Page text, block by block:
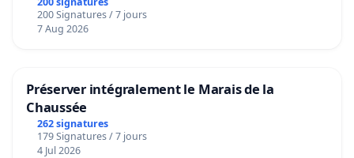
200 Signatures / 7 jours
7 Aug 2026
Préserver intégralement le Marais de la
Chaussée
262 signatures
179 Signatures / 7 jours
4 Jul 2026